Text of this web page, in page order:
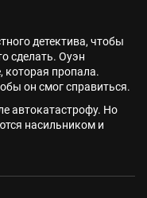
детектива, чтобы
сделать. Оуэн
которая пропала.
он смог справиться.
автокатастрофу. Но
насильником и